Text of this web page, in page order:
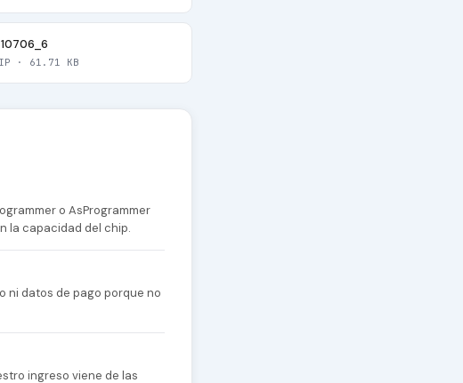
· 61.71 KB
o AsProgrammer
la capacidad del chip.
ni datos de pago porque no
ingreso viene de las